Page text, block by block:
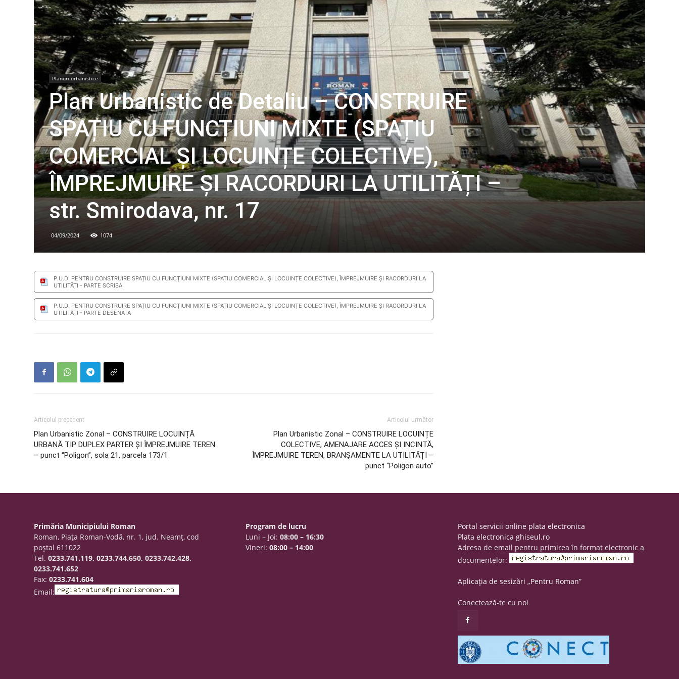
Planuri urbanistice
Plan Urbanistic de Detaliu – CONSTRUIRE
SPAȚIU CU FUNCȚIUNI MIXTE (SPAȚIU
COMERCIAL ȘI LOCUINȚE COLECTIVE),
ÎMPREJMUIRE ȘI RACORDURI LA UTILITĂȚI –
str. Smirodava, nr. 17
04/09/2024 1074
P.U.D. PENTRU CONSTRUIRE SPAȚIU CU FUNCȚIUNI MIXTE (SPAȚIU COMERCIAL ȘI LOCUINȚE COLECTIVE), ÎMPREJMUIRE ȘI RACORDURI LA
UTILITĂȚI - PARTE SCRISA
P.U.D. PENTRU CONSTRUIRE SPAȚIU CU FUNCȚIUNI MIXTE (SPAȚIU COMERCIAL ȘI LOCUINȚE COLECTIVE), ÎMPREJMUIRE ȘI RACORDURI LA
UTILITĂȚI - PARTE DESENATA
Articolul precedent
Plan Urbanistic Zonal – CONSTRUIRE LOCUINȚĂ
URBANĂ TIP DUPLEX PARTER ȘI ÎMPREJMUIRE TEREN
– punct “Poligon”, sola 21, parcela 173/1
Articolul următor
Plan Urbanistic Zonal – CONSTRUIRE LOCUINȚE
COLECTIVE, AMENAJARE ACCES ȘI INCINTĂ,
ÎMPREJMUIRE TEREN, BRANȘAMENTE LA UTILITĂȚI –
punct “Poligon auto”
Primăria Municipiului Roman
Roman, Piaţa Roman-Vodă, nr. 1, jud. Neamţ, cod
poştal 611022
Tel.0233.741.119, 0233.744.650, 0233.742.428,
0233.741.652
Fax:0233.741.604
Email:
Program de lucru
Luni – Joi:08:00 – 16:30
Vineri:08:00 – 14:00
Portal servicii online plata electronica
Plata electronica ghiseul.ro
Adresa de email pentru primirea în format electronic a
documentelor:
Aplicația de sesizări „Pentru Roman”
Conectează-te cu noi